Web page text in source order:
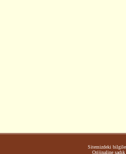
Sitemizdeki
Orijinaline sadık